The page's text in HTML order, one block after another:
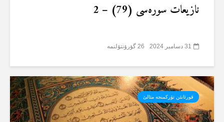
نازیعات سورەسی (79) – 2
31 دسامبر 2024 26 گؤرۆنتۆلنمە
قورئانئن تۆرکمنجە مئالئ